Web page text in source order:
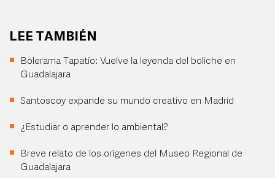
LEE TAMBIÉN
Bolerama Tapatío: Vuelve la leyenda del boliche en
Guadalajara
Santoscoy expande su mundo creativo en Madrid
¿Estudiar o aprender lo ambiental?
Breve relato de los orígenes del Museo Regional de
Guadalajara